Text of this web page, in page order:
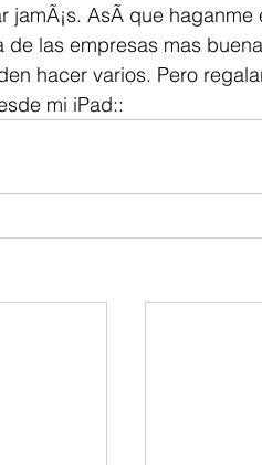
jamÃ¡s. AsÃ­ que
de las empresas mas
hacer varios. Pero
mi iPad::